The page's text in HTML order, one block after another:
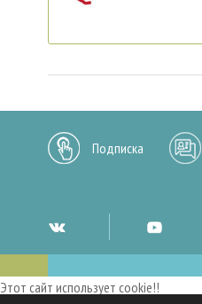
Подписка
Этот сайт использует cookie!!